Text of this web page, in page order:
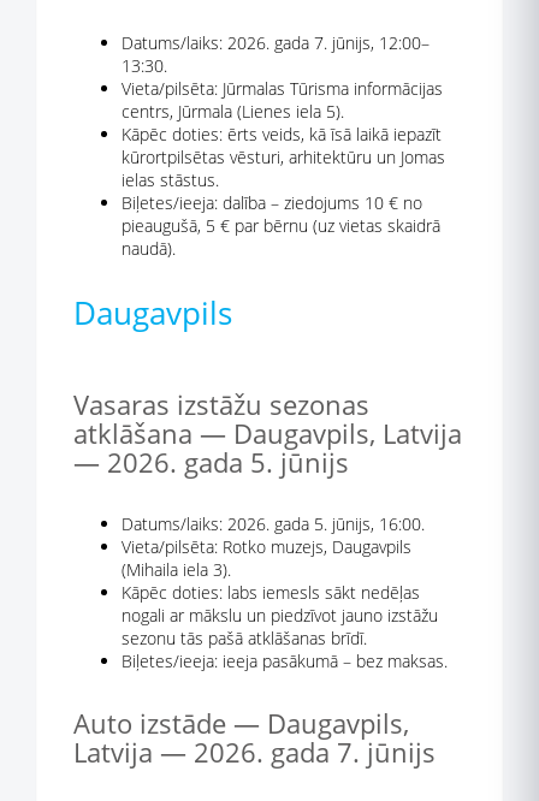
Datums/laiks: 2026. gada 7. jūnijs, 12:00–
13:30.
Vieta/pilsēta: Jūrmalas Tūrisma informācijas
centrs, Jūrmala (Lienes iela 5).
Kāpēc doties: ērts veids, kā īsā laikā iepazīt
kūrortpilsētas vēsturi, arhitektūru un Jomas
ielas stāstus.
Biļetes/ieeja: dalība – ziedojums 10 € no
pieaugušā, 5 € par bērnu (uz vietas skaidrā
naudā).
Daugavpils
Vasaras izstāžu sezonas
atklāšana — Daugavpils, Latvija
— 2026. gada 5. jūnijs
Datums/laiks: 2026. gada 5. jūnijs, 16:00.
Vieta/pilsēta: Rotko muzejs, Daugavpils
(Mihaila iela 3).
Kāpēc doties: labs iemesls sākt nedēļas
nogali ar mākslu un piedzīvot jauno izstāžu
sezonu tās pašā atklāšanas brīdī.
Biļetes/ieeja: ieeja pasākumā – bez maksas.
Auto izstāde — Daugavpils,
Latvija — 2026. gada 7. jūnijs